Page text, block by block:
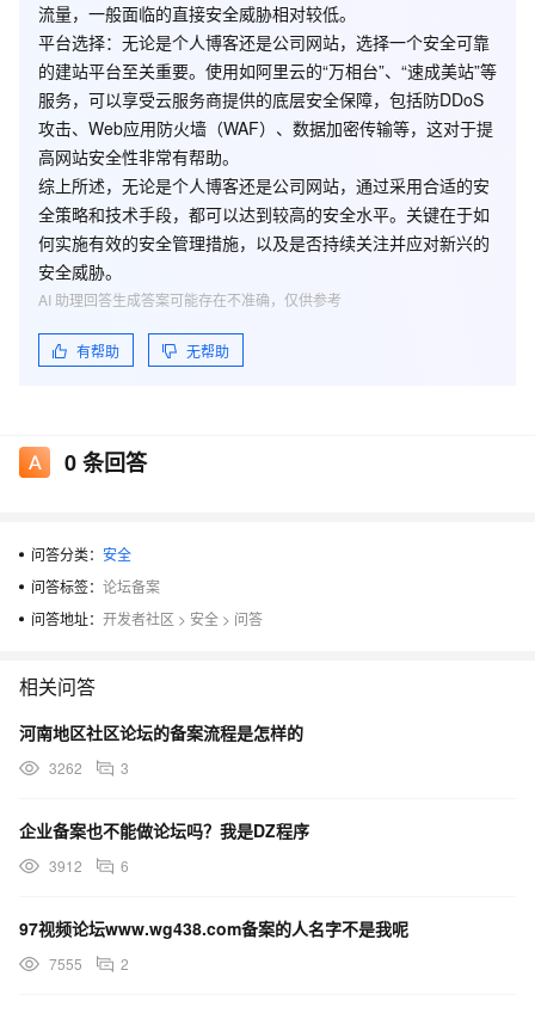
流量，一般面临的直接安全威胁相对较低。
平台选择：无论是个人博客还是公司网站，选择一个安全可靠
的建站平台至关重要。使用如阿里云的“万相台”、“速成美站”等
服务，可以享受云服务商提供的底层安全保障，包括防DDoS
攻击、Web应用防火墙（WAF）、数据加密传输等，这对于提
高网站安全性非常有帮助。
综上所述，无论是个人博客还是公司网站，通过采用合适的安
全策略和技术手段，都可以达到较高的安全水平。关键在于如
何实施有效的安全管理措施，以及是否持续关注并应对新兴的
安全威胁。
有帮助 无帮助
AI 助理回答生成答案可能存在不准确，仅供参考
0条回答
问答分类： 安全
问答标签： 论坛备案
问答地址： 开发者社区 > 安全 > 问答
相关问答
河南地区社区论坛的备案流程是怎样的
3262 3
企业备案也不能做论坛吗？我是DZ程序
3912 6
97视频论坛www.wg438.com备案的人名字不是我呢
7555 2